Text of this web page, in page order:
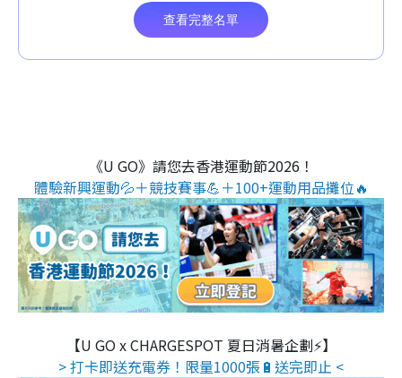
《U GO》請您去香港運動節2026！
體驗新興運動💦＋競技賽事💪＋100+運動用品攤位🔥
【U GO x CHARGESPOT 夏日消暑企劃⚡】
> 打卡即送充電券！限量1000張🔋送完即止 <